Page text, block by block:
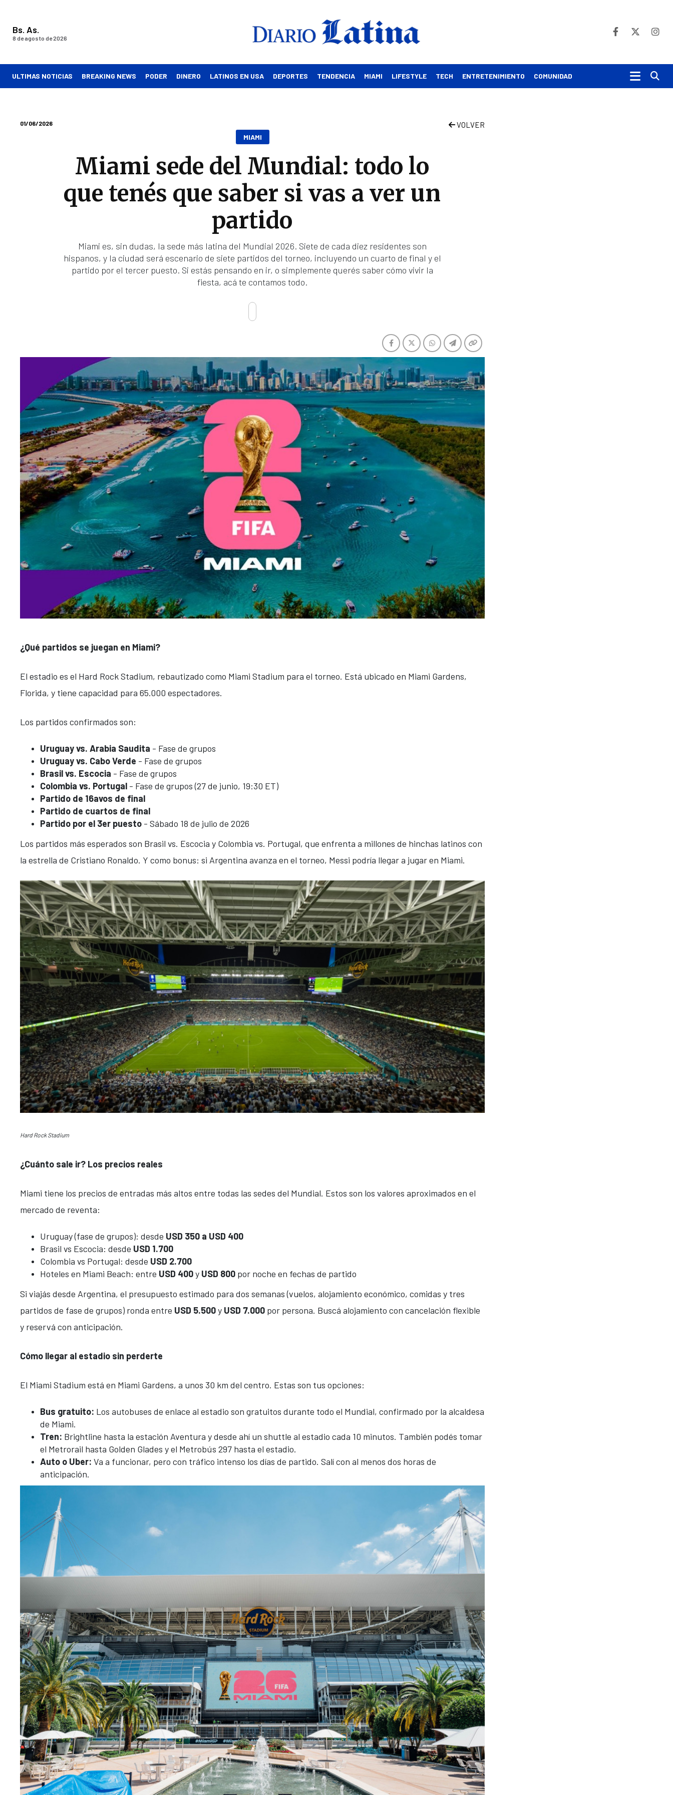
Bs. As.
8 de agosto de 2026
ULTIMAS NOTICIAS BREAKING NEWS PODER DINERO LATINOS EN USA DEPORTES TENDENCIA MIAMI LIFESTYLE TECH ENTRETENIMIENTO COMUNIDAD
01/06/2026 VOLVER
MIAMI
Miami sede del Mundial: todo lo
que tenés que saber si vas a ver un
partido
Miami es, sin dudas, la sede más latina del Mundial 2026. Siete de cada diez residentes son
hispanos, y la ciudad será escenario de siete partidos del torneo, incluyendo un cuarto de final y el
partido por el tercer puesto. Si estás pensando en ir, o simplemente querés saber cómo vivir la
fiesta, acá te contamos todo.
¿Qué partidos se juegan en Miami?
El estadio es el Hard Rock Stadium, rebautizado como Miami Stadium para el torneo. Está ubicado en Miami Gardens,
Florida, y tiene capacidad para 65.000 espectadores.
Los partidos confirmados son:
Uruguay vs. Arabia Saudita - Fase de grupos
Uruguay vs. Cabo Verde - Fase de grupos
Brasil vs. Escocia - Fase de grupos
Colombia vs. Portugal - Fase de grupos (27 de junio, 19:30 ET)
Partido de 16avos de final
Partido de cuartos de final
Partido por el 3er puesto - Sábado 18 de julio de 2026
Los partidos más esperados son Brasil vs. Escocia y Colombia vs. Portugal, que enfrenta a millones de hinchas latinos con
la estrella de Cristiano Ronaldo. Y como bonus: si Argentina avanza en el torneo, Messi podría llegar a jugar en Miami.
Hard Rock Stadium
¿Cuánto sale ir? Los precios reales
Miami tiene los precios de entradas más altos entre todas las sedes del Mundial. Estos son los valores aproximados en el
mercado de reventa:
Uruguay (fase de grupos): desde USD 350 a USD 400
Brasil vs Escocia: desde USD 1.700
Colombia vs Portugal: desde USD 2.700
Hoteles en Miami Beach: entre USD 400y USD 800 por noche en fechas de partido
Si viajás desde Argentina, el presupuesto estimado para dos semanas (vuelos, alojamiento económico, comidas y tres
partidos de fase de grupos) ronda entre USD 5.500y USD 7.000 por persona. Buscá alojamiento con cancelación flexible
y reservá con anticipación.
Cómo llegar al estadio sin perderte
El Miami Stadium está en Miami Gardens, a unos 30 km del centro. Estas son tus opciones:
Bus gratuito: Los autobuses de enlace al estadio son gratuitos durante todo el Mundial, confirmado por la alcaldesa
de Miami.
Tren: Brightline hasta la estación Aventura y desde ahí un shuttle al estadio cada 10 minutos. También podés tomar
el Metrorail hasta Golden Glades y el Metrobús 297 hasta el estadio.
Auto o Uber: Va a funcionar, pero con tráfico intenso los días de partido. Salí con al menos dos horas de
anticipación.